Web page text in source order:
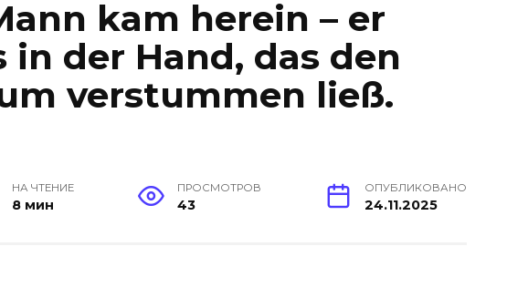
kam herein – er
der Hand, das den
verstummen ließ.
НА ЧТЕНИЕ
8 мин
ПРОСМОТРОВ
43
ОПУБЛИКОВАНО
24.11.2025